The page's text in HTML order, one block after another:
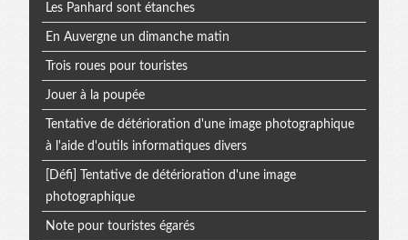
Les Panhard sont étanches
En Auvergne un dimanche matin
Trois roues pour touristes
Jouer à la poupée
Tentative de détérioration d'une image photographique
à l'aide d'outils informatiques divers
[Défi] Tentative de détérioration d'une image
photographique
Note pour touristes égarés